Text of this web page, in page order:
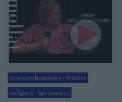
Sciences humaines - Histoire
Religions - Spiritualités